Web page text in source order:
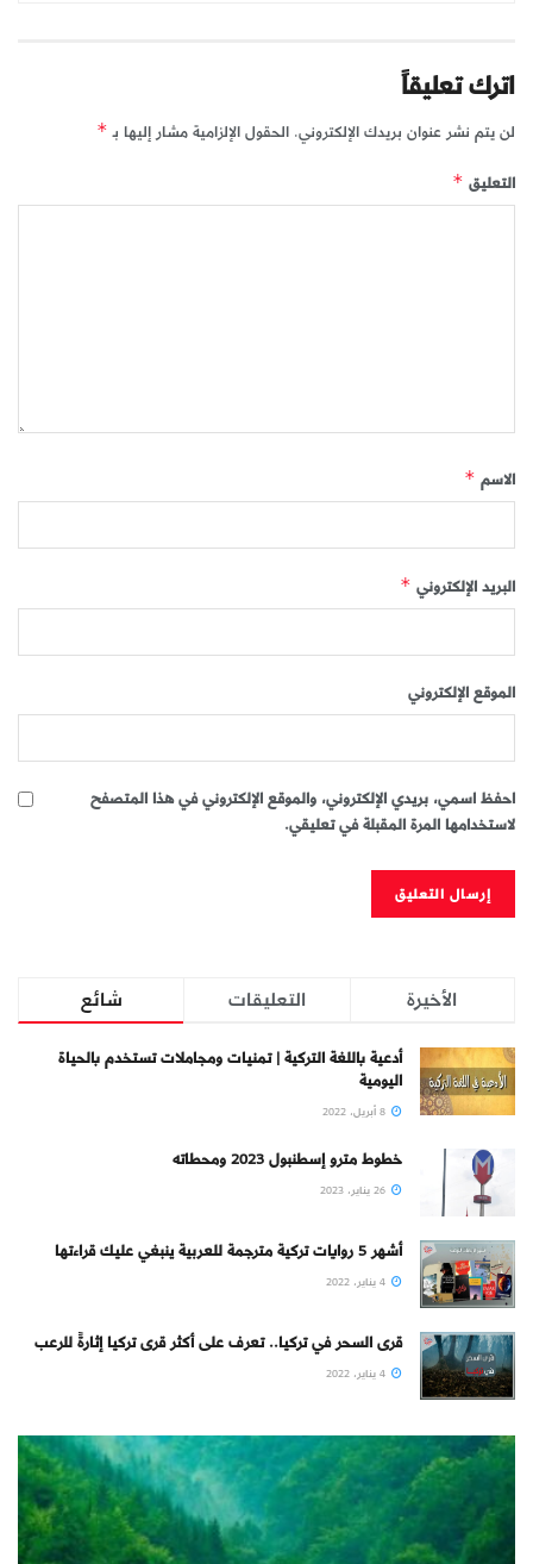
اترك تعليقاً
لن يتم نشر عنوان بريدك الإلكتروني. الحقول الإلزامية مشار إليها بـ *
التعليق *
الاسم *
البريد الإلكتروني *
الموقع الإلكتروني
احفظ اسمي، بريدي الإلكتروني، والموقع الإلكتروني في هذا المتصفح
لاستخدامها المرة المقبلة في تعليقي.
شائع التعليقات الأخيرة
أدعية باللغة التركية | تمنيات ومجاملات تستخدم بالحياة
اليومية
خطوط مترو إسطنبول 2023 ومحطاته
أشهر 5 روايات تركية مترجمة للعربية ينبغي عليك قراءتها
قرى السحر في تركيا.. تعرف على أكثر قرى تركيا إثارةً للرعب